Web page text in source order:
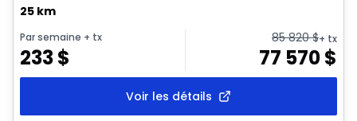
25 km
Par semaine + tx
233$
85 820$+ tx
77 570$
Voir les détails